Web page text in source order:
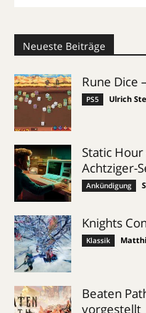
Neueste Beiträge
Rune Dice
PS5 Ulrich
Static
Achtziger-
Ankündigung
Knights
Klassik
Beaten
vorgestellt